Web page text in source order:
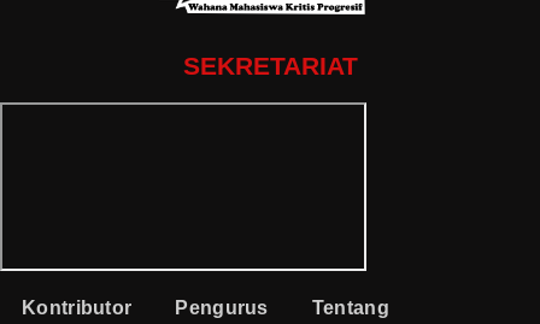
SEKRETARIAT
Kontributor Pengurus Tentang